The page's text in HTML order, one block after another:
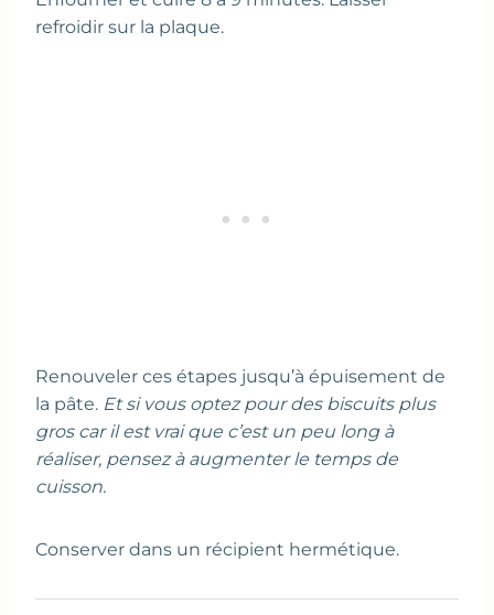
refroidir sur la plaque.
Renouveler ces étapes jusqu’à épuisement de
la pâte. Et si vous optez pour des biscuits plus
gros car il est vrai que c’est un peu long à
réaliser, pensez à augmenter le temps de
cuisson.
Conserver dans un récipient hermétique.